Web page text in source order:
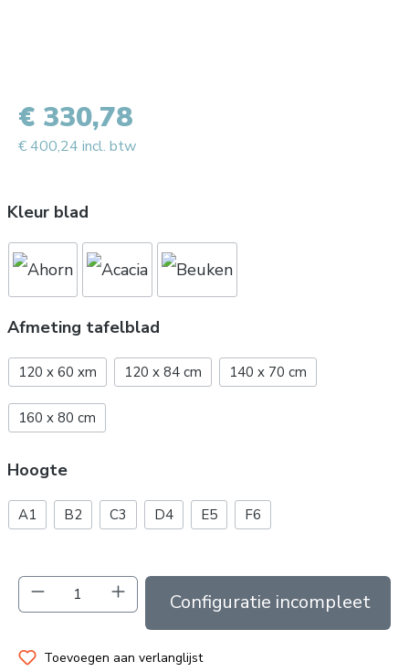
Kleur blad
Afmeting tafelblad
120 x 60 xm 120 x 84 cm 140 x 70 cm
160 x 80 cm
Hoogte
A1 B2 C3 D4 E5 F6
€ 330,78
€ 400,24 incl. btw
Producthoeveelheid: Voer de gewenste
In de winkelmand
Toevoegen aan verlanglijst